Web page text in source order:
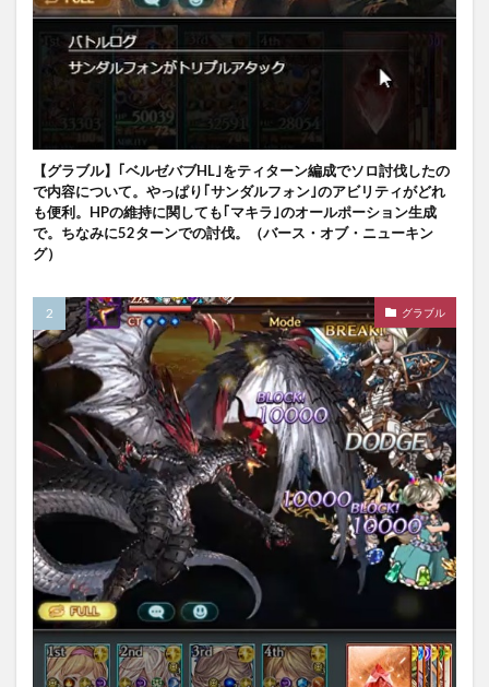
【グラブル】｢ベルゼバブHL｣をティターン編成でソロ討伐したの
で内容について。やっぱり｢サンダルフォン｣のアビリティがどれ
も便利。HPの維持に関しても｢マキラ｣のオールポーション生成
で。ちなみに52ターンでの討伐。（バース・オブ・ニューキン
グ）
グラブル